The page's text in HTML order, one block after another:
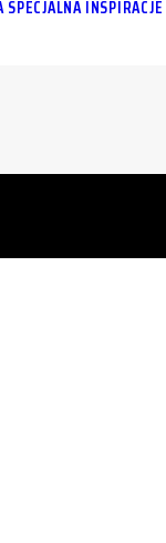
SPECJALNAINSPIRACJE